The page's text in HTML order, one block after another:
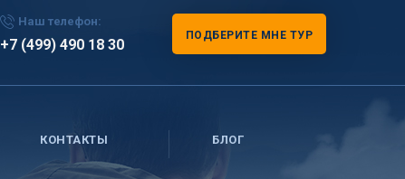
Наш телефон:
+7 (499) 490 18 30
ПОДБЕРИТЕ МНЕ ТУР
КОНТАКТЫ БЛОГ